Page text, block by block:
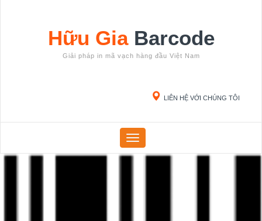
Hữu Gia Barcode
Giải pháp in mã vạch hàng đầu Việt Nam
LIÊN HỆ VỚI CHÚNG TÔI
Menu